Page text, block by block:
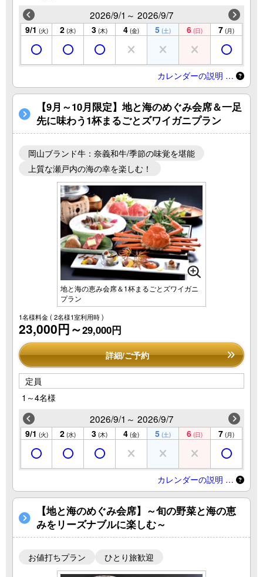
2026/9/1～ 2026/9/7
9/1 (火) 2 (水) 3 (木) 4 (金) 5 (土) 6 (日) 7 (月)
カレンダーの説明 …
【9月～10月限定】地と海のめぐみ会席＆一足
先に味わう1杯まるごとズワイガニプラン
岡山ブランド牛：奈義和牛/季節の味覚を堪能
上質な瀬戸内の海の幸を楽しむ！
地と海の恵み会席＆1杯まるごとズワイガニ
プラン
1名様料金( 2名様1室利用時 )
23,000円～29,000円
詳細/ご予約
定員
1～4名様
2026/9/1～ 2026/9/7
9/1 (火) 2 (水) 3 (木) 4 (金) 5 (土) 6 (日) 7 (月)
カレンダーの説明 …
【地と海のめぐみ会席】～旬の野菜と海の恵
みをリーズナブルに楽しむ～
お値打ちプラン ひとり旅歓迎